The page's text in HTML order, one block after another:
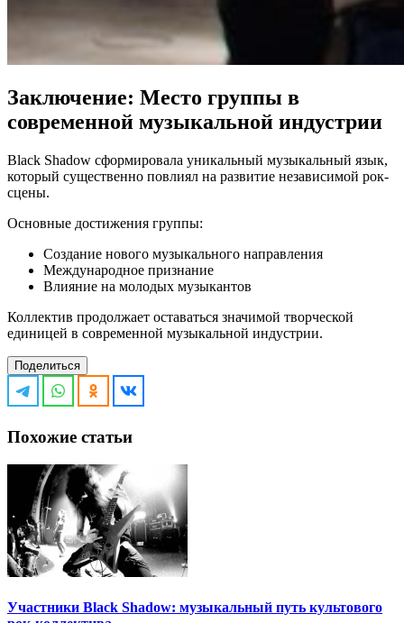
Заключение: Место группы в
современной музыкальной индустрии
Black Shadow сформировала уникальный музыкальный язык,
который существенно повлиял на развитие независимой рок-
сцены.
Основные достижения группы:
Создание нового музыкального направления
Международное признание
Влияние на молодых музыкантов
Коллектив продолжает оставаться значимой творческой
единицей в современной музыкальной индустрии.
Поделиться
Похожие статьи
Участники Black Shadow: музыкальный путь культового